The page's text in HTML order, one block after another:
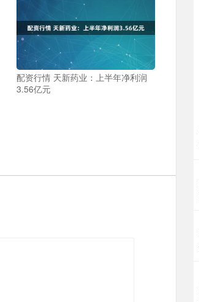
配资行情 天新药业：上半年净利润
3.56亿元